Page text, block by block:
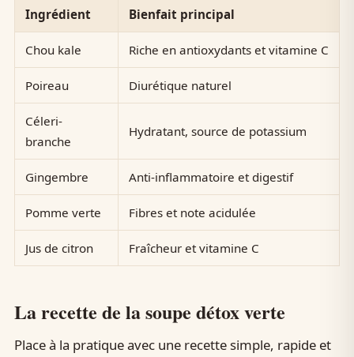
Ingrédient Bienfait principal
Chou kale Riche en antioxydants et vitamine C
Poireau Diurétique naturel
Céleri-
branche
Hydratant, source de potassium
Gingembre Anti-inflammatoire et digestif
Pomme verte Fibres et note acidulée
Jus de citron Fraîcheur et vitamine C
La recette de la soupe détox verte
Place à la pratique avec une recette simple, rapide et